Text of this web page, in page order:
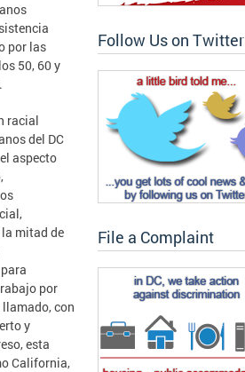
por las
50, 60 y
racial
del DC
aspecto
mitad de
por
con
y
esta
California,
Follow Us on Twitter
File a Complaint